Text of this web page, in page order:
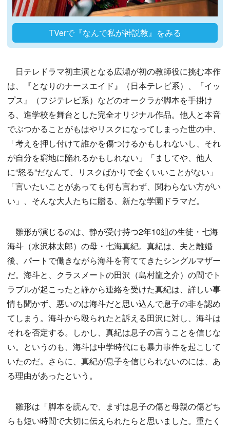
TVerで『なんで私が神説教』をみる
日テレドラマ初主演となる広瀬が初の教師役に挑む本作
は、『となりのナースエイド』（日本テレビ系）、『イッ
プス』（フジテレビ系）などのオークラが脚本を手掛け
る、進学校を舞台とした完全オリジナル作品。他人と本音
でぶつかることがもはやリスクになってしまった世の中、
「考えを押し付けて誰かを傷つけるかもしれないし、それ
が自分を窮地に陥れるかもしれない」「ましてや、他人
に“怒る”だなんて、リスクばかりで全くいいことがない」
「言いたいことがあっても何も言わず、関わらない方がい
い」、そんな大人たちに贈る、新たな学園ドラマだ。
雛形が演じるのは、静が受け持つ2年10組の生徒・七海
海斗（水沢林太郎）の母・七海真紀。真紀は、夫と離婚
後、パートで働きながら海斗を育ててきたシングルマザー
だ。海斗と、クラスメートの田沢（島村龍之介）の間でト
ラブルが起こったと静から連絡を受けた真紀は、詳しい事
情も聞かず、悪いのは海斗だと思い込んで息子の非を認め
てしまう。海斗から殴られたと訴える田沢に対し、海斗は
それを否定する。しかし、真紀は息子の言うことを信じな
い。というのも、海斗は中学時代にも暴力事件を起こして
いたのだ。さらに、真紀が息子を信じられないのには、あ
る理由があったという。
雛形は「脚本を読んで、まずは息子の傷と母親の傷どち
らも短い時間で大切に伝えられたらと思いました。重たく